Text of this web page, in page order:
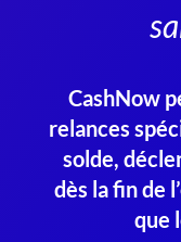
CashNow
relances
solde,
dès la fin de
que